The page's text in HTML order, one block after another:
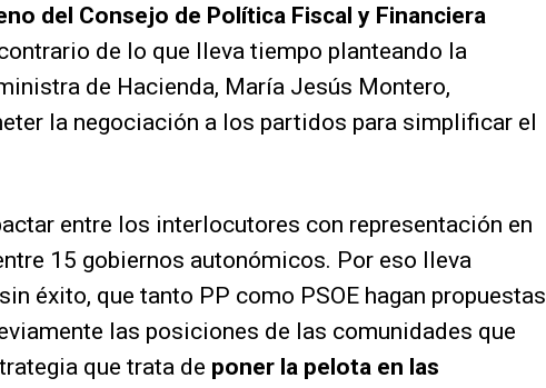
del Consejo de Política Fiscal y Financiera
de lo que lleva tiempo planteando la
de Hacienda, María Jesús Montero,
la negociación a los partidos para simplificar el
entre los interlocutores con representación en
15 gobiernos autonómicos. Por eso lleva
éxito, que tanto PP como PSOE hagan propuestas
las posiciones de las comunidades que
que trata de poner la pelota en las